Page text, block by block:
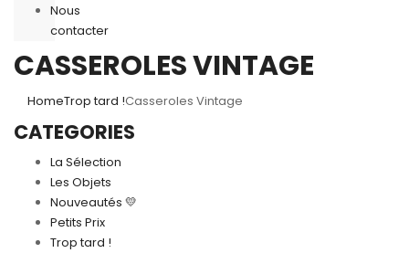
Nous
contacter
CASSEROLES VINTAGE
HomeTrop tard !Casseroles Vintage
CATEGORIES
La Sélection
Les Objets
Nouveautés 💛
Petits Prix
Trop tard !